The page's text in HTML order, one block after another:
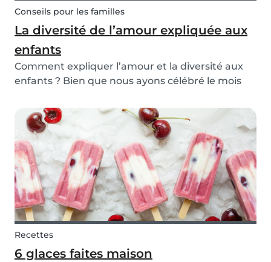
Conseils pour les familles
La diversité de l’amour expliquée aux
enfants
Comment expliquer l’amour et la diversité aux
enfants ? Bien que nous ayons célébré le mois
n'est pas une excuse pour omettre l'importance
de ce mois consacré à la sensibilisation aux
sujet...
Recettes
6 glaces faites maison